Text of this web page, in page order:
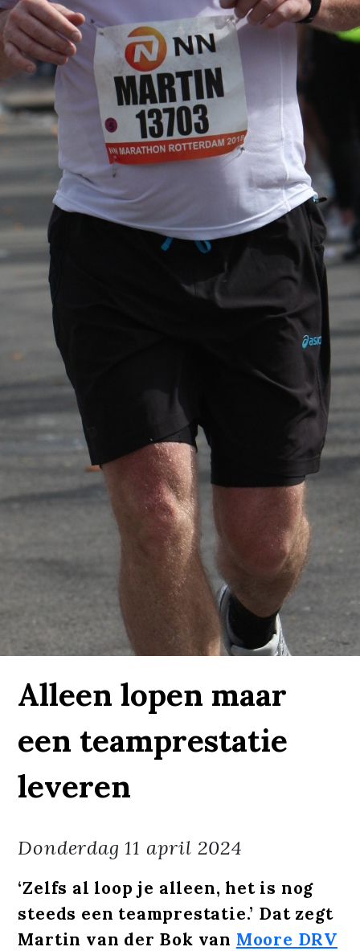
Alleen lopen maar
een teamprestatie
leveren
Donderdag 11 april 2024
‘Zelfs al loop je alleen, het is nog
steeds een teamprestatie.’ Dat zegt
Martin van der Bok van Moore DRV